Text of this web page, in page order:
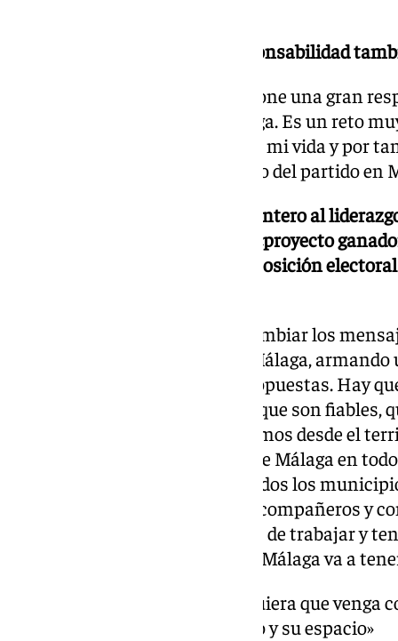
¿Supongo que es una gran responsabilidad
Completamente. Yo sé qué supone una gran
general de la provincia de Málaga. Es un reto
que he estado, he conocido toda mi vida y por
mejor de mí para que el proyecto del partido en
Desde que llegó María Jesús Montero al
cuestiones como remontada o «proyecto
como en Málaga están en una posición
Vamos a hacerlo intentando cambiar los
ciudadanos de la provincia de Málaga,
también en cuanto a ideas y propuestas. Hay
gente sienta que son cercanos, que son fiables,
puedan identificarse y los hagamos desde el
muy identificable con el PSOE de Málaga en
pueblos, todos los barrios, en todos los
necesito el trabajo de rodos los compañeros y
cualquiera que venga con ganas de trabajar y
confianza de los ciudadanos de Málaga va a
«aquí no sobra nada, cualquiera que venga
el talento va a tener su sitio y su espacio»